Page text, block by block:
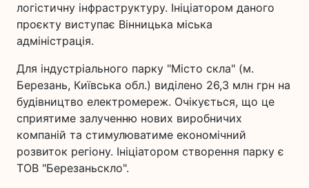
логістичну інфраструктуру. Ініціатором даного
проєкту виступає Вінницька міська
адміністрація.
Для індустріального парку "Місто скла" (м.
Березань, Київська обл.) виділено 26,3 млн грн на
будівництво електромереж. Очікується, що це
сприятиме залученню нових виробничих
компаній та стимулюватиме економічний
розвиток регіону. Ініціатором створення парку є
ТОВ "Березаньскло".